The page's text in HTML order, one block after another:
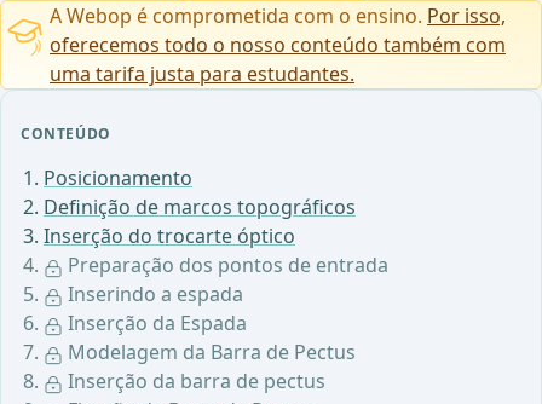
CONTEÚDO
Posicionamento
Definição de marcos topográficos
Inserção do trocarte óptico
Preparação dos pontos de entrada
Inserindo a espada
Inserção da Espada
Modelagem da Barra de Pectus
Inserção da barra de pectus
A Webop é comprometida com o ensino. Por isso,
oferecemos todo o nosso conteúdo também com
uma tarifa justa para estudantes.